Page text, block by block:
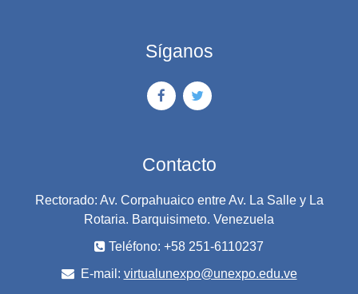
Síganos
Contacto
Rectorado: Av. Corpahuaico entre Av. La Salle y La
Rotaria. Barquisimeto. Venezuela
Teléfono: +58 251-6110237
E-mail: virtualunexpo@unexpo.edu.ve